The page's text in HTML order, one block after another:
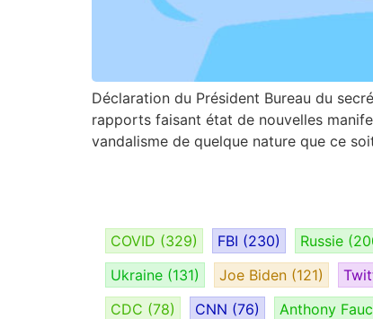
Déclaration du Président Bureau du
rapports faisant état de nouvelles
vandalisme de quelque nature que ce
COVID (329) FBI (230) Russie
Ukraine (131) Joe Biden (121)
CDC (78) CNN (76) Anthony